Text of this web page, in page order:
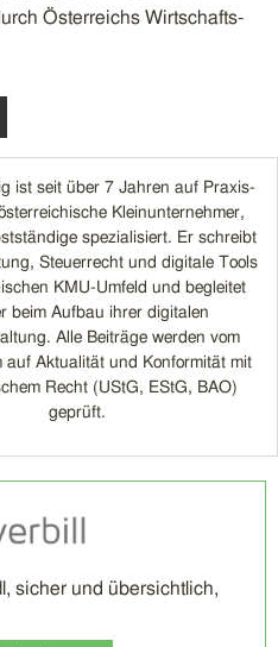
Österreichs Wirtschafts-
ist seit über 7 Jahren auf Praxis-
Kleinunternehmer,
spezialisiert. Er schreibt
Steuerrecht und digitale Tools
KMU-Umfeld und begleitet
beim Aufbau ihrer digitalen
Alle Beiträge werden vom
auf Aktualität und Konformität mit
Recht (UStG, EStG, BAO)
geprüft.
sicher und übersichtlich,